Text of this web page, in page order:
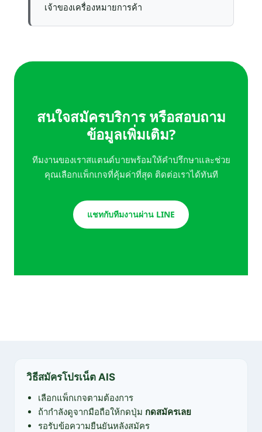
เจ้าของเครื่องหมายการค้า
สนใจสมัครบริการ หรือสอบถาม
ข้อมูลเพิ่มเติม?
ทีมงานของเราสแตนด์บายพร้อมให้คำปรึกษาและช่วย
คุณเลือกแพ็กเกจที่คุ้มค่าที่สุด ติดต่อเราได้ทันที
แชทกับทีมงานผ่าน LINE
วิธีสมัครโปรเน็ต AIS
เลือกแพ็กเกจตามต้องการ
ถ้ากำลังดูจากมือถือให้กดปุ่ม กดสมัครเลย
รอรับข้อความยืนยันหลังสมัคร